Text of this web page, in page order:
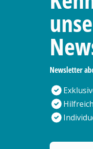
Newsletter
Deine E-